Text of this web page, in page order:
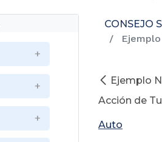
CONSEJO
Ejemplo
Ejemplo
Acción de
Auto